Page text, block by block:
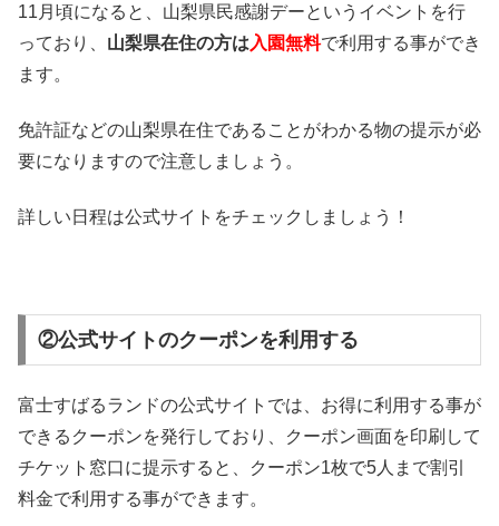
11月頃になると、山梨県民感謝デーというイベントを行
っており、 山梨県在住の方は 入園無料で利用する事ができ
ます。
免許証などの山梨県在住であることがわかる物の提示が必
要になりますので注意しましょう。
詳しい日程は公式サイトをチェックしましょう！
②公式サイトのクーポンを利用する
富士すばるランドの公式サイトでは、お得に利用する事が
できるクーポンを発行しており、クーポン画面を印刷して
チケット窓口に提示すると、クーポン1枚で5人まで割引
料金で利用する事ができます。